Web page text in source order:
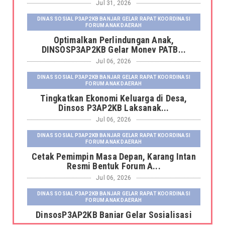
Jul 31, 2026
DINAS SOSIAL P3AP2KB BANJAR GELAR RAPAT KOORDINASI
FORUM ANAK DAERAH
Optimalkan Perlindungan Anak,
DINSOSP3AP2KB Gelar Monev PATB...
Jul 06, 2026
DINAS SOSIAL P3AP2KB BANJAR GELAR RAPAT KOORDINASI
FORUM ANAK DAERAH
Tingkatkan Ekonomi Keluarga di Desa,
Dinsos P3AP2KB Laksanak...
Jul 06, 2026
DINAS SOSIAL P3AP2KB BANJAR GELAR RAPAT KOORDINASI
FORUM ANAK DAERAH
Cetak Pemimpin Masa Depan, Karang Intan
Resmi Bentuk Forum A...
Jul 06, 2026
DINAS SOSIAL P3AP2KB BANJAR GELAR RAPAT KOORDINASI
FORUM ANAK DAERAH
DinsosP3AP2KB Banjar Gelar Sosialisasi